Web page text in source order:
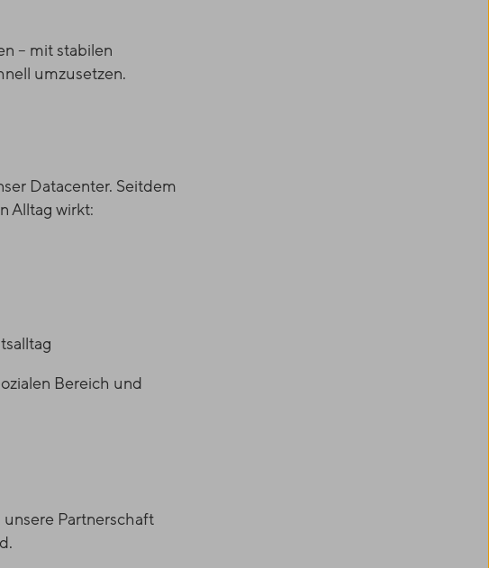
– mit stabilen
umzusetzen.
Datacenter. Seitdem
Alltag wirkt:
Bereich und
Partnerschaft